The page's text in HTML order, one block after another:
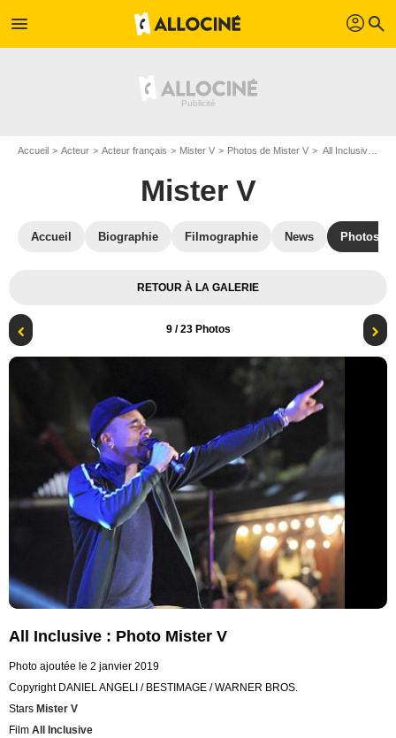
menu profil search
Accueil Acteur Acteur français Mister V Photos de Mister V All Inclusive : Photo Mister V
Mister V
Accueil Biographie Filmographie News Photos
RETOUR À LA GALERIE
9/ 23 Photos
All Inclusive : Photo Mister V
Photo ajoutée le 2 janvier 2019
Copyright DANIEL ANGELI / BESTIMAGE / WARNER BROS.
Stars Mister V
Film All Inclusive